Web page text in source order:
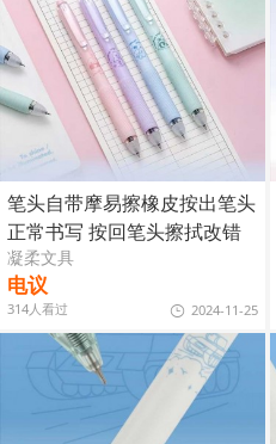
笔头自带摩易擦橡皮按出笔头
正常书写 按回笔头擦拭改错
凝柔文具
电议
314人看过 2024-11-25